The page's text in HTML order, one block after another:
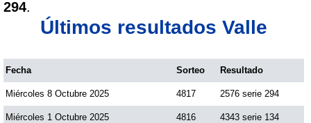
Paisita Día
Paisita 3
294.
Últimos resultados Valle
Fecha Sorteo Resultado
Miércoles 8 Octubre 2025 4817 2576 serie 294
Miércoles 1 Octubre 2025 4816 4343 serie 134